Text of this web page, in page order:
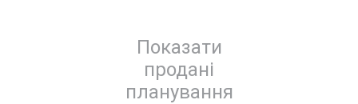
Показати
продані
планування